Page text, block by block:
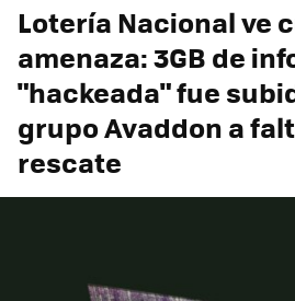
Lotería Nacional ve
amenaza: 3GB de
"hackeada" fue
grupo Avaddon a
rescate